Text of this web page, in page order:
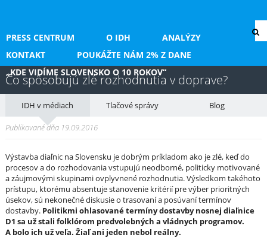
PRESS CENTRUM O IDH
ANALÝZY
KONTAKT
POUKÁŽTE NÁM 2% Z DANE
„KDE VIDÍME SLOVENSKO O 10 ROKOV“
Čo spôsobujú zlé rozhodnutia v doprave?
IDH v médiach Tlačové správy Blog
Publikované dňa 19.09.2016
Výstavba diaľnic na Slovensku je dobrým príkladom ako je zlé, keď do
procesov a do rozhodovania vstupujú neodborné, politicky motivované
a záujmovými skupinami ovplyvnené rozhodnutia. Výsledkom takéhoto
prístupu, ktorému absentuje stanovenie kritérií pre výber prioritných
úsekov, sú nekonečné diskusie o trasovaní a posúvaní termínov
dostavby. Politikmi ohlasované termíny dostavby nosnej diaľnice
D1 sa už stali folklórom predvolebných a vládnych programov.
A bolo ich už veľa. Žiaľ ani jeden nebol reálny.